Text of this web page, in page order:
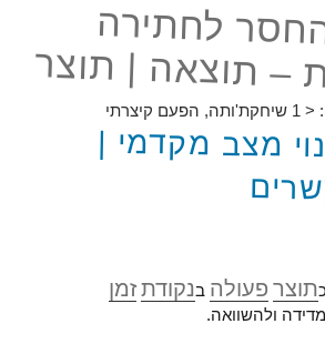
לחתירה
– תוצאה | תוצר
< 1 שיחקת'ותה, הפעם קיצרתי
מצב מקדמי |
כתוצר פעולה בנקודת זמן
ולהשוואה.